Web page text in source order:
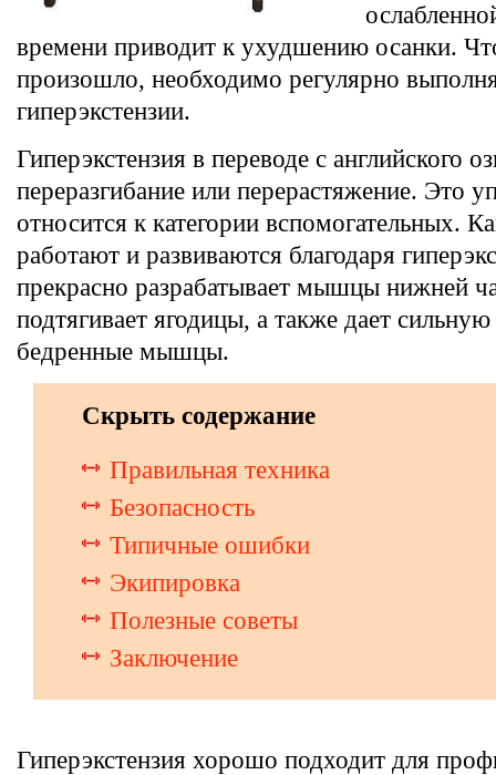
времени приводит к ухудшению осанки.
произошло, необходимо регулярно
гиперэкстензии.
Гиперэкстензия в переводе с английского
переразгибание или перерастяжение. Это
относится к категории вспомогательных.
работают и развиваются благодаря
прекрасно разрабатывает мышцы нижней
подтягивает ягодицы, а также дает сильную
бедренные мышцы.
Скрыть содержание
Правильная техника
Безопасность
Типичные ошибки
Экипировка
Полезные советы
Заключение
Гиперэкстензия хорошо подходит для